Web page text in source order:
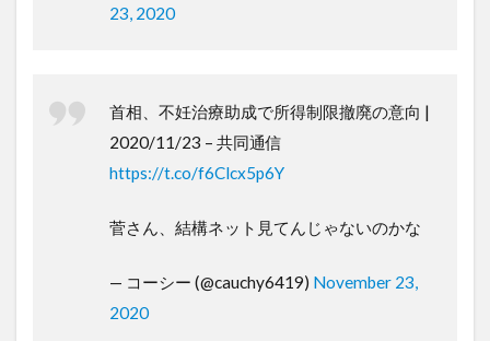
23, 2020
首相、不妊治療助成で所得制限撤廃の意向 |
2020/11/23 – 共同通信
https://t.co/f6Clcx5p6Y
菅さん、結構ネット見てんじゃないのかな
— コーシー (@cauchy6419) November 23,
2020